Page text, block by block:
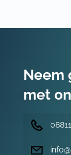
Neem
met